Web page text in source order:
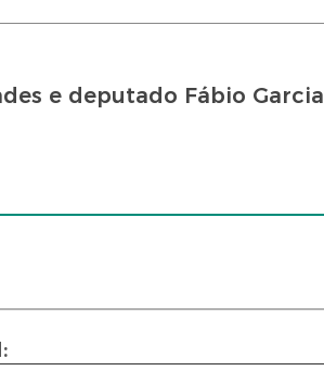
e deputado Fábio Garcia